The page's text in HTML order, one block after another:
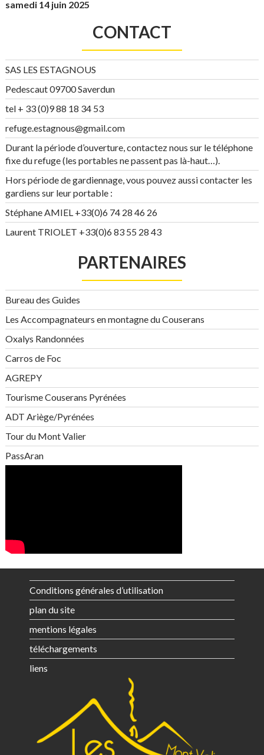
samedi 14 juin 2025
CONTACT
SAS LES ESTAGNOUS
Pedescaut 09700 Saverdun
tel + 33 (0)9 88 18 34 53
refuge.estagnous@gmail.com
Durant la période d’ouverture, contactez nous sur le téléphone
fixe du refuge (les portables ne passent pas là-haut…).
Hors période de gardiennage, vous pouvez aussi contacter les
gardiens sur leur portable :
Stéphane AMIEL +33(0)6 74 28 46 26
Laurent TRIOLET +33(0)6 83 55 28 43
PARTENAIRES
Bureau des Guides
Les Accompagnateurs en montagne du Couserans
Oxalys Randonnées
Carros de Foc
AGREPY
Tourisme Couserans Pyrénées
ADT Ariège/Pyrénées
Tour du Mont Valier
PassAran
Conditions générales d’utilisation
plan du site
mentions légales
téléchargements
liens